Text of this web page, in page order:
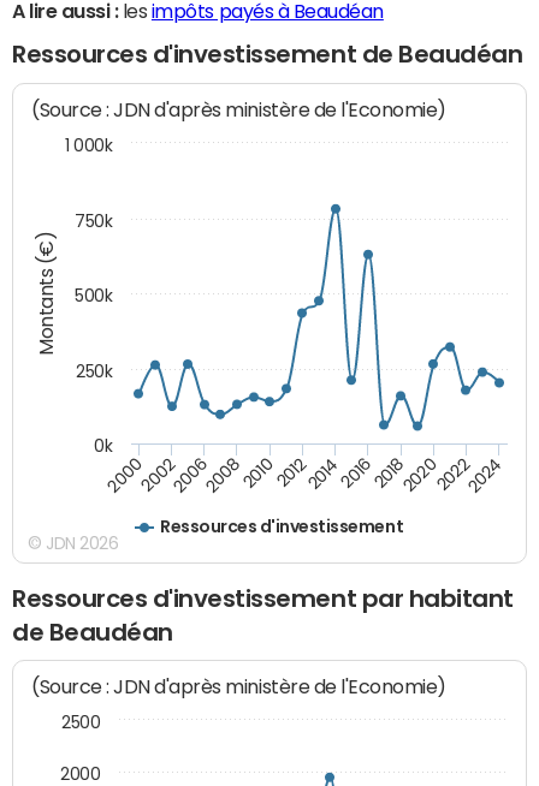
A lire aussi :les impôts payés à Beaudéan
Ressources d'investissement de Beaudéan
Montants (€)
(Source : JDN d'après ministère de l'Economie)
Ressources d'investissement
200020022006200820102012201420162018202020222024
0k
1 000k
250k
500k
750k
© JDN 2026
Ressources d'investissement par habitant
de Beaudéan
(Source : JDN d'après ministère de l'Economie)
2000
2500